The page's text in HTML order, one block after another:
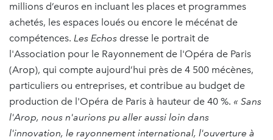
millions d’euros en incluant les places et programmes
achetés, les espaces loués ou encore le mécénat de
compétences. Les Echos dresse le portrait de
l'Association pour le Rayonnement de l'Opéra de Paris
(Arop), qui compte aujourd’hui près de 4 500 mécènes,
particuliers ou entreprises, et contribue au budget de
production de l'Opéra de Paris à hauteur de 40 %. « Sans
l'Arop, nous n'aurions pu aller aussi loin dans
l'innovation, le rayonnement international, l'ouverture à